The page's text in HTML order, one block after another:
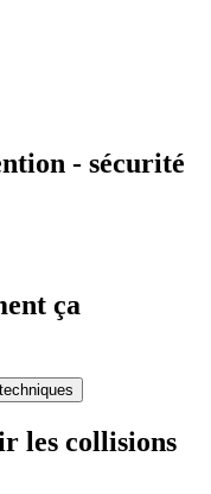
- sécurité
ça
les collisions